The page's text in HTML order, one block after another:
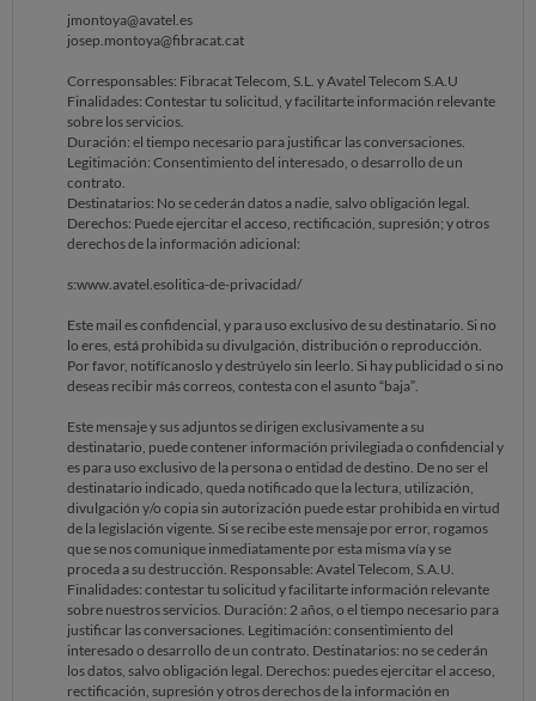
Sin otro particular, atentamente.
jmontoya@avatel.es
josep.montoya@fibracat.cat
Corresponsables: Fibracat Telecom, S.L. y Avatel Telecom S.A.U
Finalidades: Contestar tu solicitud, y facilitarte información relevante
sobre los servicios.
Duración: el tiempo necesario para justificar las conversaciones.
Legitimación: Consentimiento del interesado, o desarrollo de un
contrato.
Destinatarios: No se cederán datos a nadie, salvo obligación legal.
Derechos: Puede ejercitar el acceso, rectificación, supresión; y otros
derechos de la información adicional:
s:www.avatel.esolitica-de-privacidad/
Este mail es confidencial, y para uso exclusivo de su destinatario. Si no
lo eres, está prohibida su divulgación, distribución o reproducción.
Por favor, notifícanoslo y destrúyelo sin leerlo. Si hay publicidad o si no
deseas recibir más correos, contesta con el asunto “baja”.
Este mensaje y sus adjuntos se dirigen exclusivamente a su
destinatario, puede contener información privilegiada o confidencial y
es para uso exclusivo de la persona o entidad de destino. De no ser el
destinatario indicado, queda notificado que la lectura, utilización,
divulgación y/o copia sin autorización puede estar prohibida en virtud
de la legislación vigente. Si se recibe este mensaje por error, rogamos
que se nos comunique inmediatamente por esta misma vía y se
proceda a su destrucción. Responsable: Avatel Telecom, S.A.U.
Finalidades: contestar tu solicitud y facilitarte información relevante
sobre nuestros servicios. Duración: 2 años, o el tiempo necesario para
justificar las conversaciones. Legitimación: consentimiento del
interesado o desarrollo de un contrato. Destinatarios: no se cederán
los datos, salvo obligación legal. Derechos: puedes ejercitar el acceso,
rectificación, supresión y otros derechos de la información en